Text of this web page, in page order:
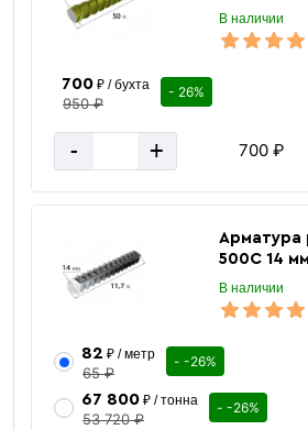
В наличии
700₽ / бухта
950 ₽
- 26%
- + 700 ₽
Арматура
500С 14 мм
В наличии
82 ₽ / метр
65 ₽
- -26%
67 800₽ / тонна
53 720 ₽
- -26%